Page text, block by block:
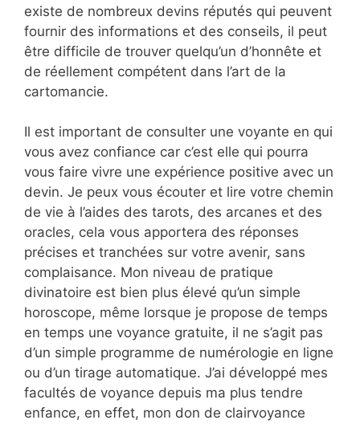
existe de nombreux devins réputés qui peuvent
fournir des informations et des conseils, il peut
être difficile de trouver quelqu’un d’honnête et
de réellement compétent dans l’art de la
cartomancie.
Il est important de consulter une voyante en qui
vous avez confiance car c’est elle qui pourra
vous faire vivre une expérience positive avec un
devin. Je peux vous écouter et lire votre chemin
de vie à l’aides des tarots, des arcanes et des
oracles, cela vous apportera des réponses
précises et tranchées sur votre avenir, sans
complaisance. Mon niveau de pratique
divinatoire est bien plus élevé qu’un simple
horoscope, même lorsque je propose de temps
en temps une voyance gratuite, il ne s’agit pas
d’un simple programme de numérologie en ligne
ou d’un tirage automatique. J’ai développé mes
facultés de voyance depuis ma plus tendre
enfance, en effet, mon don de clairvoyance